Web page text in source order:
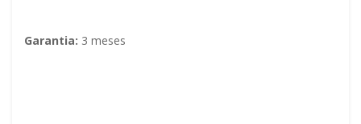
Garantia: 3 meses